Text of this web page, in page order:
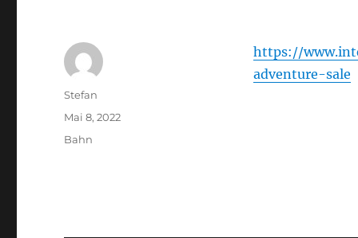
https://
adventure-sale
Autor
Stefan
Veröffentlicht
am
Mai 8, 2022
Kategorien
Bahn